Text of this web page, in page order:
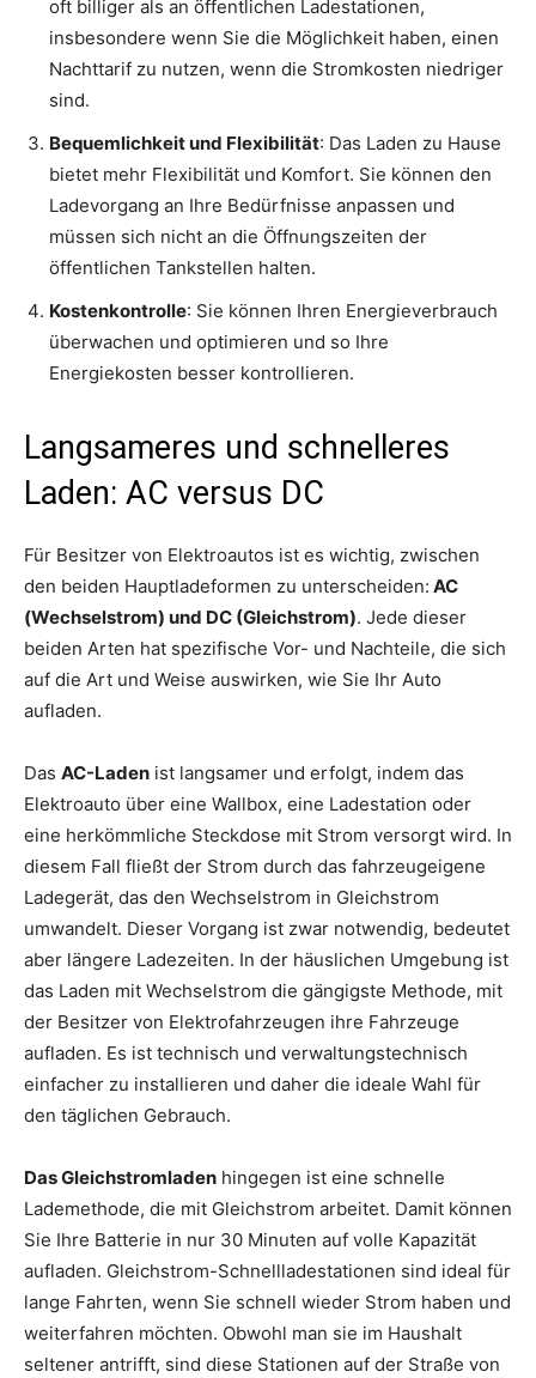
oft billiger als an öffentlichen Ladestationen,
insbesondere wenn Sie die Möglichkeit haben, einen
Nachttarif zu nutzen, wenn die Stromkosten niedriger
sind.
Bequemlichkeit und Flexibilität: Das Laden zu Hause
bietet mehr Flexibilität und Komfort. Sie können den
Ladevorgang an Ihre Bedürfnisse anpassen und
müssen sich nicht an die Öffnungszeiten der
öffentlichen Tankstellen halten.
Kostenkontrolle: Sie können Ihren Energieverbrauch
überwachen und optimieren und so Ihre
Energiekosten besser kontrollieren.
Langsameres und schnelleres
Laden: AC versus DC
Für Besitzer von Elektroautos ist es wichtig, zwischen
den beiden Hauptladeformen zu unterscheiden: AC
(Wechselstrom) und DC (Gleichstrom). Jede dieser
beiden Arten hat spezifische Vor- und Nachteile, die sich
auf die Art und Weise auswirken, wie Sie Ihr Auto
aufladen.
Das AC-Laden ist langsamer und erfolgt, indem das
Elektroauto über eine Wallbox, eine Ladestation oder
eine herkömmliche Steckdose mit Strom versorgt wird. In
diesem Fall fließt der Strom durch das fahrzeugeigene
Ladegerät, das den Wechselstrom in Gleichstrom
umwandelt. Dieser Vorgang ist zwar notwendig, bedeutet
aber längere Ladezeiten. In der häuslichen Umgebung ist
das Laden mit Wechselstrom die gängigste Methode, mit
der Besitzer von Elektrofahrzeugen ihre Fahrzeuge
aufladen. Es ist technisch und verwaltungstechnisch
einfacher zu installieren und daher die ideale Wahl für
den täglichen Gebrauch.
Das Gleichstromladen hingegen ist eine schnelle
Lademethode, die mit Gleichstrom arbeitet. Damit können
Sie Ihre Batterie in nur 30 Minuten auf volle Kapazität
aufladen. Gleichstrom-Schnellladestationen sind ideal für
lange Fahrten, wenn Sie schnell wieder Strom haben und
weiterfahren möchten. Obwohl man sie im Haushalt
seltener antrifft, sind diese Stationen auf der Straße von